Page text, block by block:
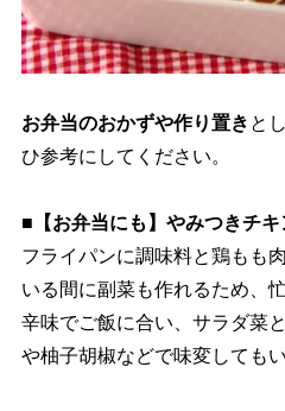
お弁当のおかずや作り置き と
ひ参考にしてください。
■【お弁当にも】やみつきチ
フライパンに調味料と鶏もも
いる間に副菜も作れるため、
辛味でご飯に合い、サラダ菜
柚子胡椒などで味変してもい